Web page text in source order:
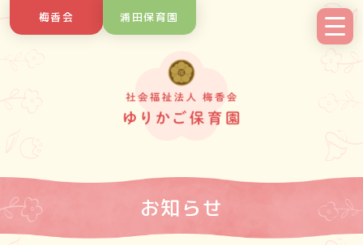
to
梅香会 浦田保育園
お知らせ